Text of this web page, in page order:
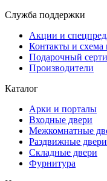
Служба поддержки
Акции и
Контакты и схема
Подарочный
Производители
Каталог
Арки и порталы
Входные двери
Межкомнатные
Раздвижные двери
Складные двери
Фурнитура